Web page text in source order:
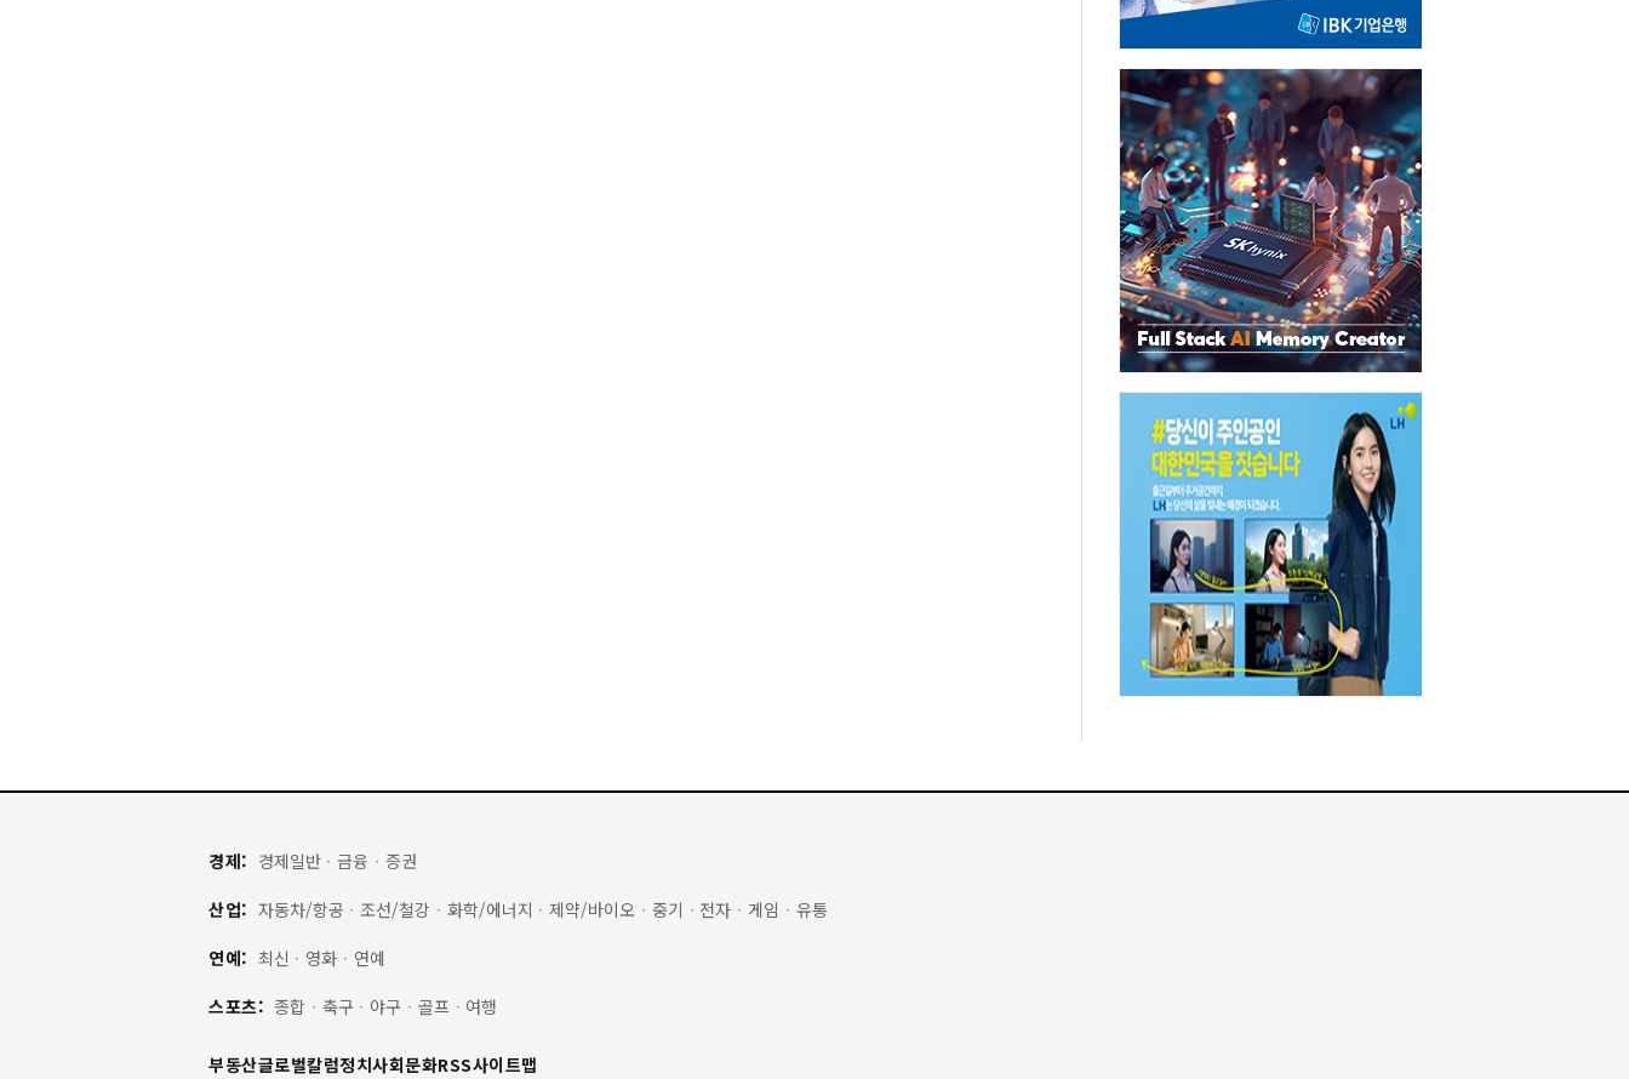
경제: 경제일반 · 금융 · 증권
산업: 자동차/항공 · 조선/철강 · 화학/에너지 · 제약/바이오 · 중기 · 전자 · 게임 · 유통
연예: 최신 · 영화 · 연예
스포츠: 종합 · 축구 · 야구 · 골프 · 여행
부동산글로벌칼럼정치사회문화RSS사이트맵